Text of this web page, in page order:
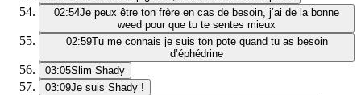
02:54Je peux être ton frère en cas de besoin, j’ai de la bonne
weed pour que tu te sentes mieux
02:59Tu me connais je suis ton pote quand tu as besoin
d’éphédrine
03:05Slim Shady
03:09Je suis Shady !